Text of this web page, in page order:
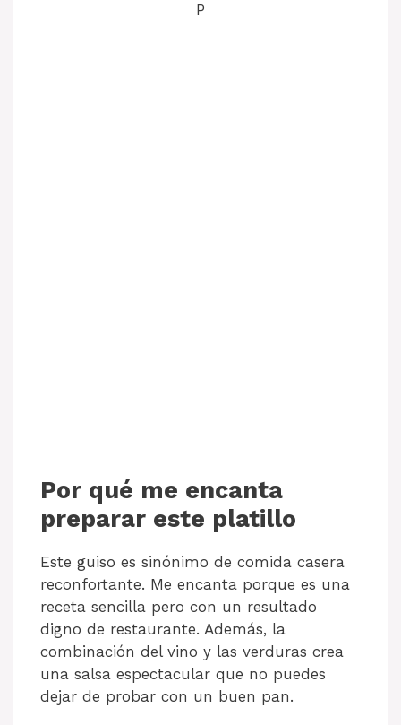
P
Por qué me encanta
preparar este platillo
Este guiso es sinónimo de comida casera
reconfortante. Me encanta porque es una
receta sencilla pero con un resultado
digno de restaurante. Además, la
combinación del vino y las verduras crea
una salsa espectacular que no puedes
dejar de probar con un buen pan.